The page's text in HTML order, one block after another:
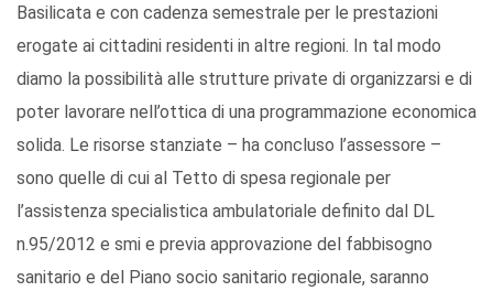
Basilicata e con cadenza semestrale per le prestazioni
erogate ai cittadini residenti in altre regioni. In tal modo
diamo la possibilità alle strutture private di organizzarsi e di
poter lavorare nell’ottica di una programmazione economica
solida. Le risorse stanziate – ha concluso l’assessore –
sono quelle di cui al Tetto di spesa regionale per
l’assistenza specialistica ambulatoriale definito dal DL
n.95/2012 e smi e previa approvazione del fabbisogno
sanitario e del Piano socio sanitario regionale, saranno